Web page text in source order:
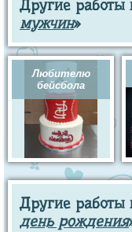
Другие работы
мужчин»
Любителю
бейсбола
Другие работы
день рождения